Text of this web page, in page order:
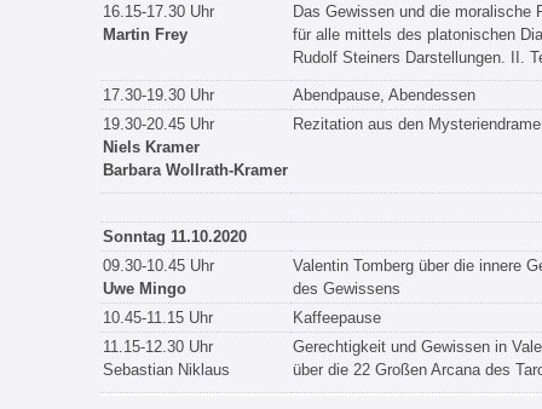
16.15-17.30 Uhr
Martin Frey
Das Gewissen und die moralische
für alle mittels des platonischen
Rudolf Steiners Darstellungen. II.
17.30-19.30 Uhr
Abendpause, Abendessen
19.30-20.45 Uhr
Niels Kramer
Barbara Wollrath-Kramer
Rezitation aus den
Sonntag 11.10.2020
09.30-10.45 Uhr
Uwe Mingo
Valentin Tomberg über die innere
des Gewissens
10.45-11.15 Uhr
Kaffeepause
11.15-12.30 Uhr
Sebastian Niklaus
Gerechtigkeit und Gewissen in
über die 22 Großen Arcana des